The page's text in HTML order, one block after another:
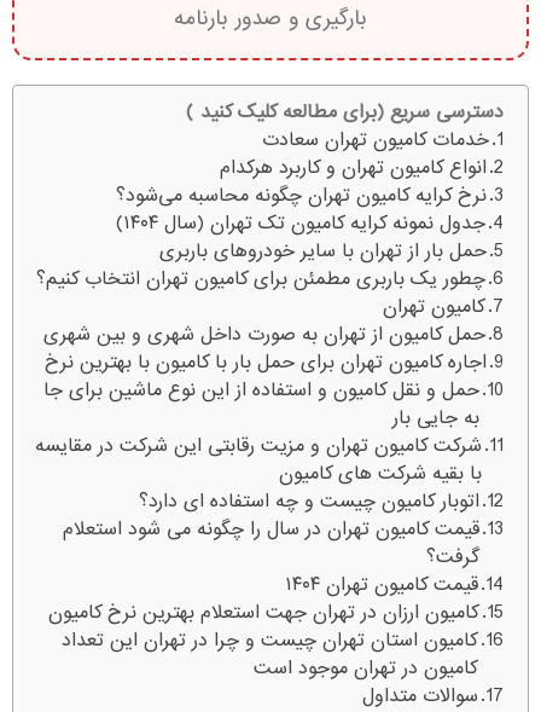
بارگیری و صدور بارنامه
دسترسی سریع (برای مطالعه کلیک کنید )
خدمات کامیون تهران سعادت
انواع کامیون تهران و کاربرد هرکدام
نرخ کرایه کامیون تهران چگونه محاسبه می‌شود؟
جدول نمونه کرایه کامیون تک تهران (سال ۱۴۰۴)
حمل بار از تهران با سایر خودروهای باربری
چطور یک باربری مطمئن برای کامیون تهران انتخاب کنیم؟
کامیون تهران
حمل کامیون از تهران به صورت داخل شهری و بین شهری
اجاره کامیون تهران برای حمل بار با کامیون با بهترین نرخ
حمل و نقل کامیون و استفاده از این نوع ماشین برای جا
به جایی بار
شرکت کامیون تهران و مزیت رقابتی این شرکت در مقایسه
با بقیه شرکت های کامیون
اتوبار کامیون چیست و چه استفاده ای دارد؟
قیمت کامیون تهران در سال را چگونه می شود استعلام
گرفت؟
قیمت کامیون تهران ۱۴۰۴
کامیون ارزان در تهران جهت استعلام بهترین نرخ کامیون
کامیون استان تهران چیست و چرا در تهران این تعداد
کامیون در تهران موجود است
سوالات متداول